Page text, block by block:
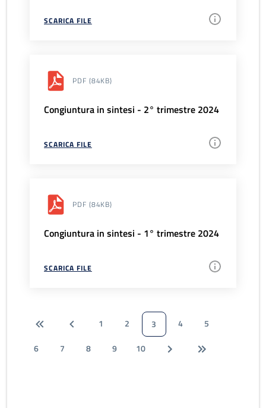
SCARICA FILE
PDF (84KB)
Congiuntura in sintesi - 2° trimestre 2024
SCARICA FILE
PDF (84KB)
Congiuntura in sintesi - 1° trimestre 2024
SCARICA FILE
1 2 3 4
5
6
7 8 9 10